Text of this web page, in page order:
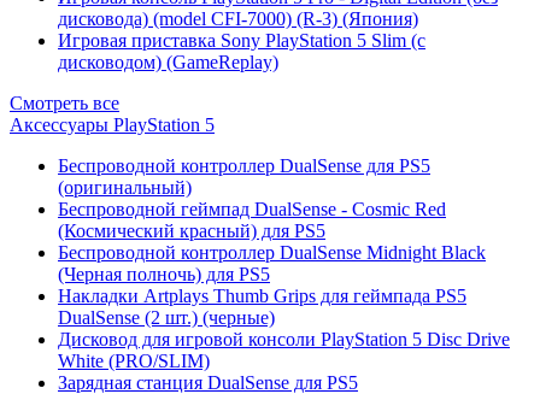
дисковода) (model CFI-7000) (R-3) (Япония)
Игровая приставка Sony PlayStation 5 Slim (с
дисководом) (GameReplay)
Смотреть все
Аксессуары PlayStation 5
Беспроводной контроллер DualSense для PS5
(оригинальный)
Беспроводной геймпад DualSense - Cosmic Red
(Космический красный) для PS5
Беспроводной контроллер DualSense Midnight Black
(Черная полночь) для PS5
Накладки Artplays Thumb Grips для геймпада PS5
DualSense (2 шт.) (черные)
Дисковод для игровой консоли PlayStation 5 Disc Drive
White (PRO/SLIM)
Зарядная станция DualSense для PS5